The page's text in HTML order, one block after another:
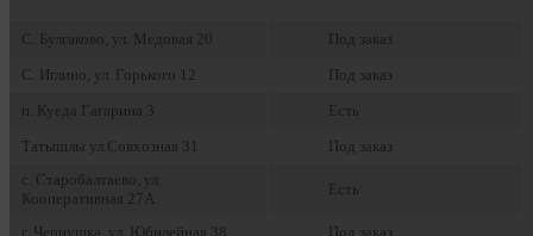
С. Булгаково, ул. Медовая 20
Под заказ
С. Иглино, ул. Горького 12
Под заказ
п. Куеда Гагарина 3
Есть
Татышлы ул.Совхозная 31
Под заказ
с. Старобалтаево, ул.
Кооперативная 27А
Есть
г. Чернушка, ул. Юбилейная 38 Под заказ